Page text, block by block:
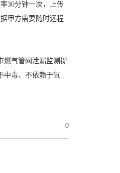
30分钟一次，上传
甲方需要随时远程
燃气管网泄漏监测提
中毒、不依赖于氧
0